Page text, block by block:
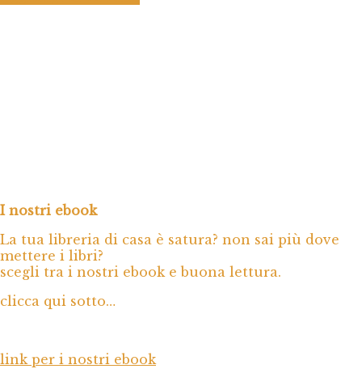
I nostri ebook
La tua libreria di casa è satura? non sai più dove
mettere i libri?
scegli tra i nostri ebook e buona lettura.
clicca qui sotto…
link per i nostri ebook